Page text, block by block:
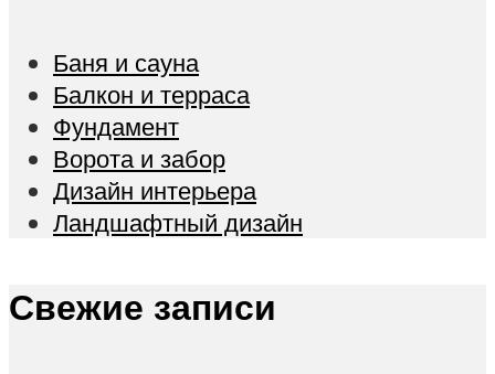
Баня и сауна
Балкон и терраса
Фундамент
Ворота и забор
Дизайн интерьера
Ландшафтный дизайн
Свежие записи